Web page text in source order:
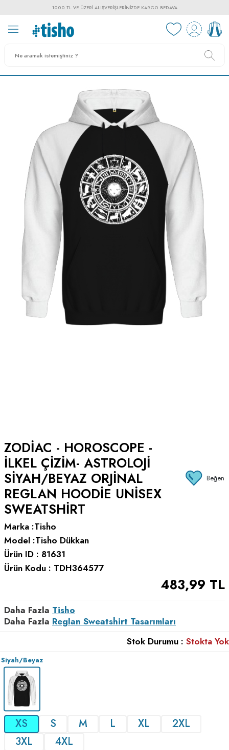
1000 TL VE ÜZERI ALIŞVERIŞLERINIZDE KARGO BEDAVA
ZODIAC - HOROSCOPE -
İLKEL ÇIZIM- ASTROLOJI
SIYAH/BEYAZ ORJINAL
REGLAN HOODIE UNISEX
SWEATSHIRT
Beğen
Marka :Tisho
Model :Tisho Dükkan
Ürün ID : 81631
Ürün Kodu : TDH364577
483,99 TL
Daha Fazla Tisho
Daha Fazla Reglan Sweatshirt Tasarımları
Stok Durumu : Stokta Yok
Siyah/Beyaz
XS S M L XL
2XL
3XL
4XL